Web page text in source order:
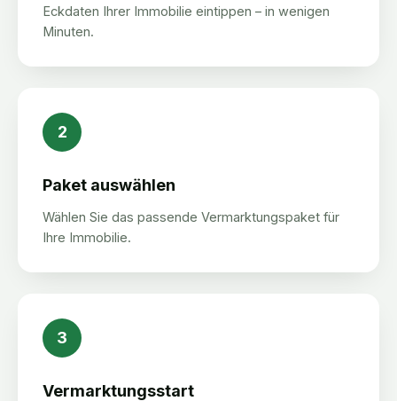
Eckdaten Ihrer Immobilie eintippen – in wenigen
Minuten.
2
Paket auswählen
Wählen Sie das passende Vermarktungspaket für
Ihre Immobilie.
3
Vermarktungsstart